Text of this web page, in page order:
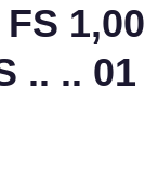
.. ..